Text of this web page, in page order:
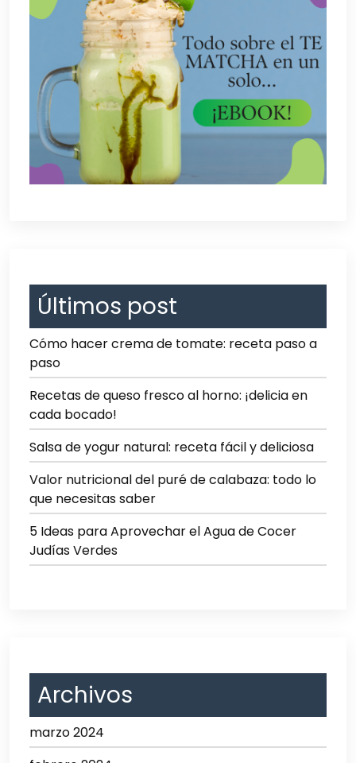
Últimos post
Cómo hacer crema de tomate: receta paso a
paso
Recetas de queso fresco al horno: ¡delicia en
cada bocado!
Salsa de yogur natural: receta fácil y deliciosa
Valor nutricional del puré de calabaza: todo lo
que necesitas saber
5 Ideas para Aprovechar el Agua de Cocer
Judías Verdes
Archivos
marzo 2024